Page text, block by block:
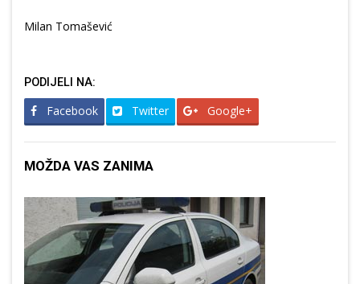
Milan Tomašević
PODIJELI NA:
Facebook Twitter Google+
MOŽDA VAS ZANIMA